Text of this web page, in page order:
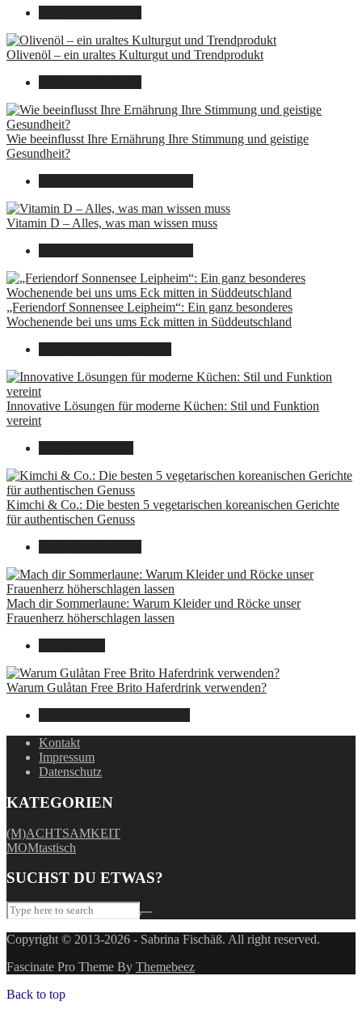
Olivenöl – ein uraltes Kulturgut und Trendprodukt
Wie beeinflusst Ihre Ernährung Ihre Stimmung und geistige
Gesundheit?
Vitamin D – Alles, was man wissen muss
„Feriendorf Sonnensee Leipheim“: Ein ganz besonderes
Wochenende bei uns ums Eck mitten in Süddeutschland
Innovative Lösungen für moderne Küchen: Stil und Funktion
vereint
Kimchi & Co.: Die besten 5 vegetarischen koreanischen Gerichte
für authentischen Genuss
Mach dir Sommerlaune: Warum Kleider und Röcke unser
Frauenherz höherschlagen lassen
Warum Gulåtan Free Brito Haferdrink verwenden?
Kontakt
Impressum
Datenschutz
KATEGORIEN
(M)ACHTSAMKEIT
MOMtastisch
SUCHST DU ETWAS?
Copyright © 2013-2026 - Sabrina Fischäß. All right reserved.
Fascinate Pro Theme By Themebeez
Back to top